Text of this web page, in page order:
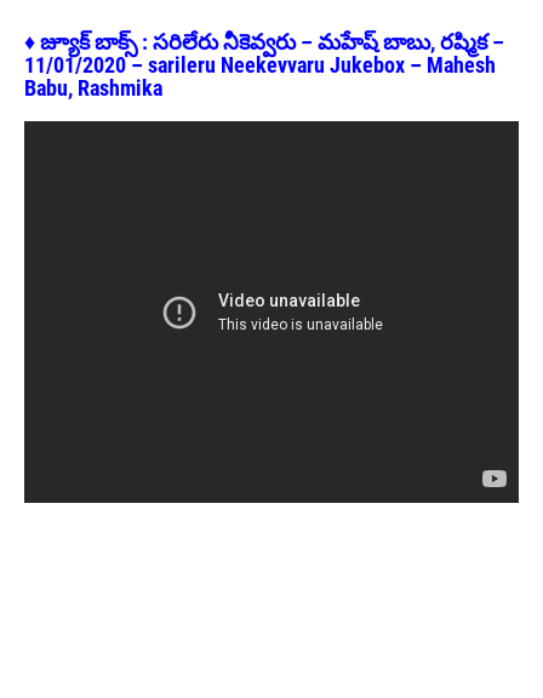
♦ జ్యూక్ బాక్స్ : సరిలేరు నీకెవ్వరు – మహేష్ బాబు, రష్మిక –
11/01/2020 – sarileru Neekevvaru Jukebox – Mahesh
Babu, Rashmika